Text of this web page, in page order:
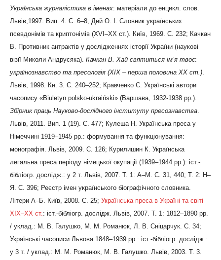
Українська журналістика в іменах: матеріали до енцикл. слов.
Львів,1997. Вип. 4. С. 6–8; Дей О. І. Словник українських
псевдонімів та криптонімів (ХVI–ХХ ст.). Київ, 1969. С. 232; Качкан
В. Противник антрактів у дослідженнях історії України (наукові
візії Миколи Андрусяка). Качкан В. Хай святиться ім’я твоє:
українознавство та пресологія (ХІХ – перша половина ХХ ст.).
Львів, 1998. Кн. 3. С. 240–252; Кравченко С. Українські автори
часопису «Biuletyn polsko-ukraiński» (Варшава, 1932-1938 рр.).
Збірник праць Науково-дослідного інституту пресознавства.
Львів, 2011. Вип. 1 (19). С. 477; Кулеша Н. Українська преса у
Німеччині 1919–1945 рр.: формування та функціонування:
монографія. Львів, 2009. С. 126; Курилишин К. Українська
легальна преса періоду німецької окупації (1939–1944 рр.): іст.-
бібліогр. дослідж.: у 2 т. Львів, 2007. Т. 1: А–М. С. 31, 440; Т. 2: Н–
Я. С. 396; Реєстр імен українського біографічного словника.
Літери А–Б. Київ, 2008. С. 25; Українська преса в Україні та світі
ХІХ–ХХ ст.: іст.-бібліогр. дослідж. Львів, 2007. Т. 1: 1812–1890 рр.
/ уклад.: М. В. Галушко, М. М. Романюк, Л. В. Сніцарчук. С. 34;
Українські часописи Львова 1848–1939 рр.: іст.-бібліогр. дослідж.:
у 3 т. / уклад.: М. М. Романюк, М. В. Галушко. Львів, 2003. Т. 3.